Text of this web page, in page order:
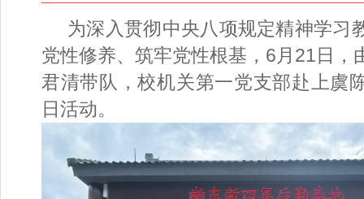
为深入贯彻中央八项规定精神学习
党性修养、筑牢党性根基，6月21日，
君清带队，校机关第一党支部赴上虞
日活动。